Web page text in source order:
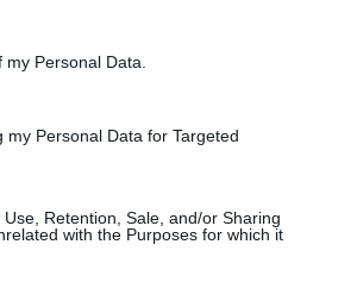
Personal Data.
Personal Data for Targeted
Retention, Sale, and/or Sharing
with the Purposes for which it
alti
di Sanremo, Clara ha
La cantante ha scelto per
e stivali alti in pelle,
stile non è solo una scelta
e del suo spirito libero. Ti